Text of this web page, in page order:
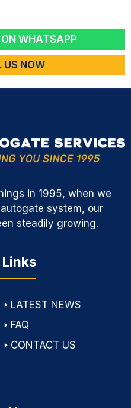
WHATSAPP
US NOW
in 1995, when we
system, our
steadily growing.
🢒 LATEST NEWS
🢒 FAQ
🢒 CONTACT US